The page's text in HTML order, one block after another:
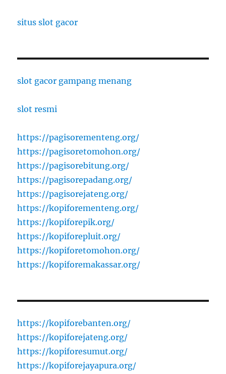
situs slot gacor
slot gacor gampang menang
slot resmi
https://pagisorementeng.org/
https://pagisoretomohon.org/
https://pagisorebitung.org/
https://pagisorepadang.org/
https://pagisorejateng.org/
https://kopiforementeng.org/
https://kopiforepik.org/
https://kopiforepluit.org/
https://kopiforetomohon.org/
https://kopiforemakassar.org/
https://kopiforebanten.org/
https://kopiforejateng.org/
https://kopiforesumut.org/
https://kopiforejayapura.org/